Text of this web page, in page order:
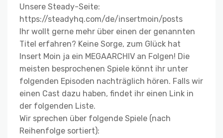
Unsere Steady-Seite:
https://steadyhq.com/de/insertmoin/posts
Ihr wollt gerne mehr über einen der genannten
Titel erfahren? Keine Sorge, zum Glück hat
Insert Moin ja ein MEGAARCHIV an Folgen! Die
meisten besprochenen Spiele könnt ihr unter
folgenden Episoden nachträglich hören. Falls wir
einen Cast dazu haben, findet ihr einen Link in
der folgenden Liste.
Wir sprechen über folgende Spiele (nach
Reihenfolge sortiert):